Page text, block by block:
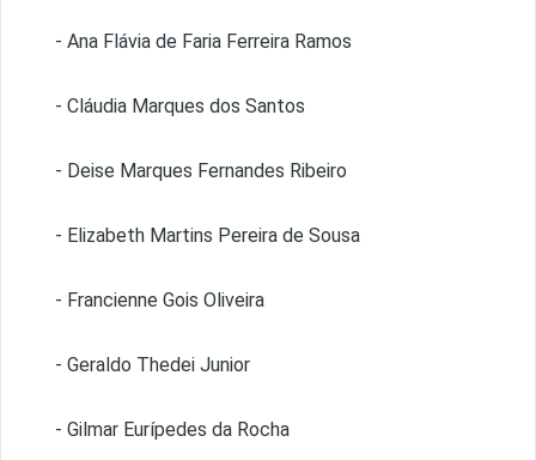
- Ana Flávia de Faria Ferreira Ramos
- Cláudia Marques dos Santos
- Deise Marques Fernandes Ribeiro
- Elizabeth Martins Pereira de Sousa
- Francienne Gois Oliveira
- Geraldo Thedei Junior
- Gilmar Eurípedes da Rocha